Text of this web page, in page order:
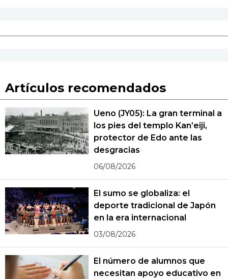
Artículos recomendados
Ueno (JY05): La gran terminal a
los pies del templo Kan’eiji,
protector de Edo ante las
desgracias
06/08/2026
El sumo se globaliza: el
deporte tradicional de Japón
en la era internacional
03/08/2026
El número de alumnos que
necesitan apoyo educativo en